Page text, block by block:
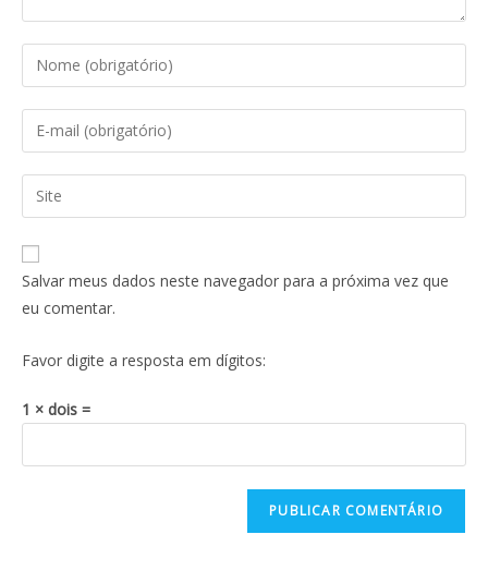
Salvar meus dados neste navegador para a próxima vez que
eu comentar.
Favor digite a resposta em dígitos:
1 × dois =